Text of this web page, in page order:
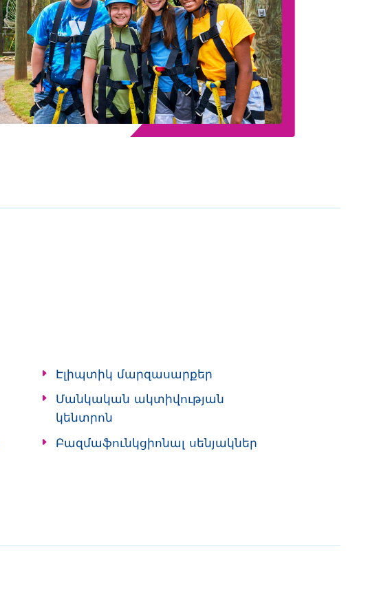
Էլիպտիկ մարզասարքեր
Մանկական ակտիվության
կենտրոն
Բազմաֆունկցիոնալ սենյակներ